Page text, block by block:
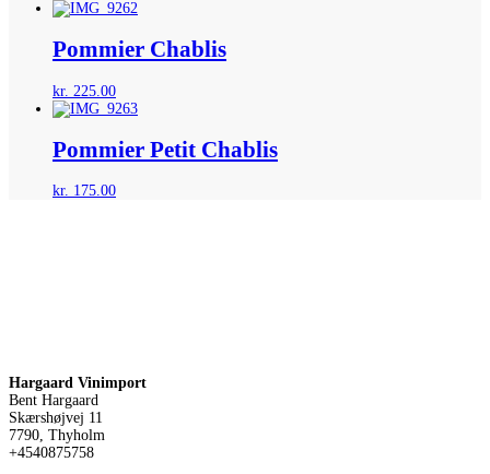
Pommier Chablis
kr. 225.00
Pommier Petit Chablis
kr. 175.00
Hargaard Vinimport
Bent Hargaard
Skærshøjvej 11
7790, Thyholm
+4540875758